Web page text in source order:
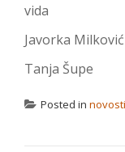
vida
Javorka Milković
Tanja Šupe
Posted in novosti